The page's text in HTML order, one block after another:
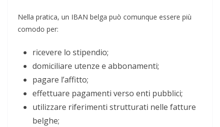
Nella pratica, un IBAN belga può comunque essere più
comodo per:
ricevere lo stipendio;
domiciliare utenze e abbonamenti;
pagare l’affitto;
effettuare pagamenti verso enti pubblici;
utilizzare riferimenti strutturati nelle fatture
belghe;